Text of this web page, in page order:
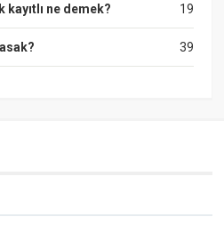
19
ne demek?
39